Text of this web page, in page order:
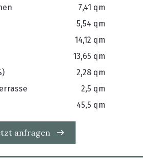
7,41 qm
5,54 qm
14,12 qm
13,65 qm
2,28 qm
2,5 qm
45,5 qm
anfragen